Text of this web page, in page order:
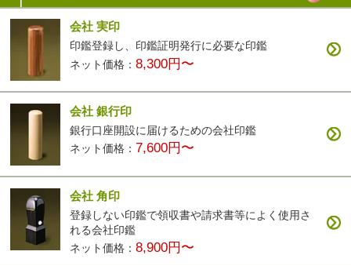
会社 実印
印鑑登録し、印鑑証明発行に必要な印鑑
ネット価格：8,300円〜
会社 銀行印
銀行口座開設に届けるための会社印鑑
ネット価格： 7,600円〜
会社 角印
登録しない印鑑で領収書や請求書等によく使用さ
れる会社印鑑
ネット価格：8,900円〜